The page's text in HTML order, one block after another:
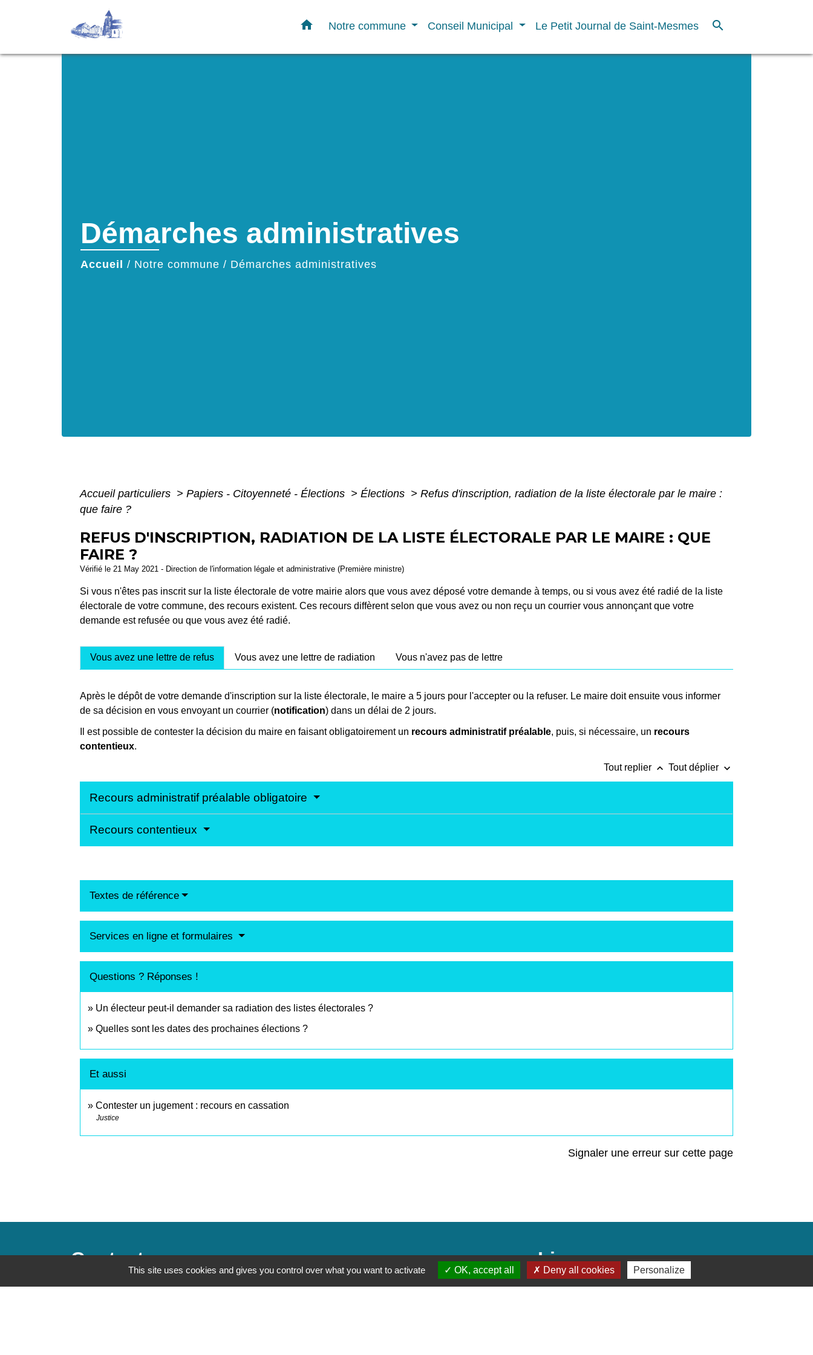
home Notre commune Conseil Municipal Le Petit Journal de Saint-Mesmes search
Démarches administratives
Accueil / Notre commune / Démarches administratives
Accueil particuliers > Papiers - Citoyenneté - Élections > Élections > Refus d'inscription, radiation de la liste électorale par le maire :
que faire ?
REFUS D'INSCRIPTION, RADIATION DE LA LISTE ÉLECTORALE PAR LE MAIRE : QUE
FAIRE ?
Vérifié le 21 May 2021 - Direction de l'information légale et administrative (Première ministre)
Si vous n'êtes pas inscrit sur la liste électorale de votre mairie alors que vous avez déposé votre demande à temps, ou si vous avez été radié de la liste
électorale de votre commune, des recours existent. Ces recours diffèrent selon que vous avez ou non reçu un courrier vous annonçant que votre
demande est refusée ou que vous avez été radié.
Vous avez une lettre de refus Vous avez une lettre de radiation Vous n'avez pas de lettre
Après le dépôt de votre demande d'inscription sur la liste électorale, le maire a 5 jours pour l'accepter ou la refuser. Le maire doit ensuite vous informer
de sa décision en vous envoyant un courrier (notification) dans un délai de 2 jours.
Il est possible de contester la décision du maire en faisant obligatoirement un recours administratif préalable, puis, si nécessaire, un recours
contentieux.
Tout replier keyboard_arrow_up Tout déplier keyboard_arrow_down
Recours administratif préalable obligatoire
Recours contentieux
Textes de référence
Services en ligne et formulaires
Questions ? Réponses !
Un électeur peut-il demander sa radiation des listes électorales ?
Quelles sont les dates des prochaines élections ?
Et aussi
Contester un jugement : recours en cassation
Justice
Signaler une erreur sur cette page
Contacts Liens
This site uses cookies and gives you control over what you want to activate OK, accept all Deny all cookies Personalize